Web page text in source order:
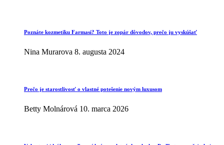
Poznáte kozmetiku Farmasi? Toto je zopár dôvodov, prečo ju vyskúšať
Nina Murarova 8. augusta 2024
Prečo je starostlivosť o vlastné potešenie novým luxusom
Betty Molnárová 10. marca 2026